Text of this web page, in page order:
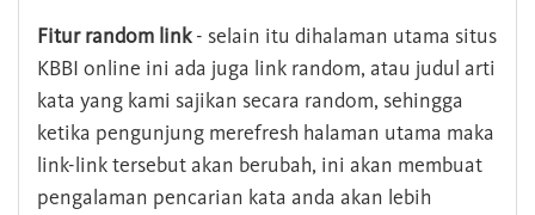
Fitur random link- selain itu dihalaman utama situs
KBBI online ini ada juga link random, atau judul arti
kata yang kami sajikan secara random, sehingga
ketika pengunjung merefresh halaman utama maka
link-link tersebut akan berubah, ini akan membuat
pengalaman pencarian kata anda akan lebih